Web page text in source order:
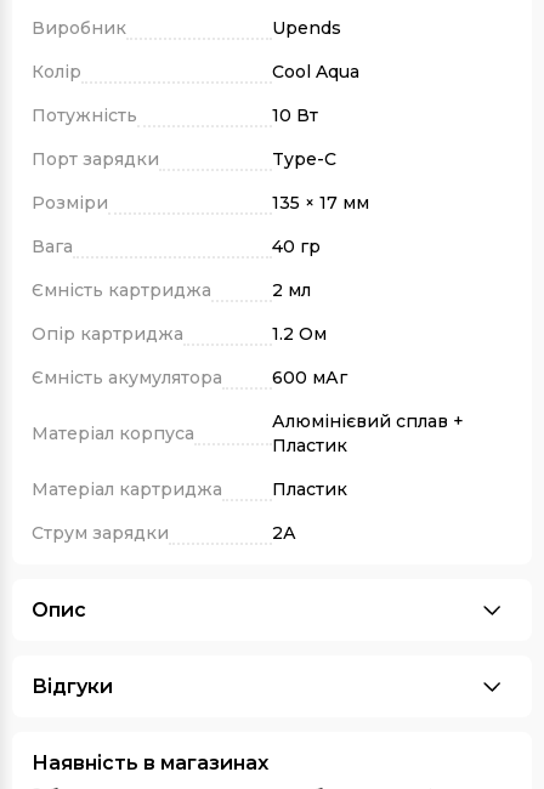
Виробник
Upends
Колір
Cool Aqua
Потужність
10 Вт
Порт зарядки
Type-C
Розміри
135 × 17 мм
Вага
40 гр
Ємність картриджа
2 мл
Опір картриджа
1.2 Ом
Ємність акумулятора
600 мАг
Матеріал корпуса
Алюмінієвий сплав +
Пластик
Матеріал картриджа
Пластик
Струм зарядки
2А
Опис
Відгуки
Наявність в магазинах